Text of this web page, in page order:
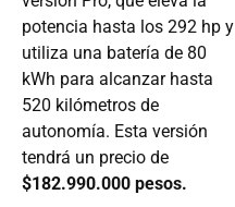
potencia hasta los 292 hp y
utiliza una batería de 80
kWh para alcanzar hasta
520 kilómetros de
autonomía. Esta versión
tendrá un precio de
$182.990.000 pesos.